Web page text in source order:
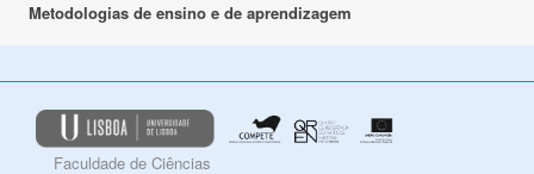
Metodologias de ensino e de aprendizagem
Faculdade de Ciências